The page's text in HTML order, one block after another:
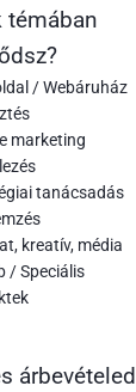
témában
/ Webáruház
marketing
tanácsadás
kreatív, média
/ Speciális
árbevételed